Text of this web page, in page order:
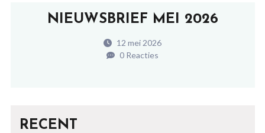
NIEUWSBRIEF MEI 2026
12 mei 2026
0 Reacties
RECENT